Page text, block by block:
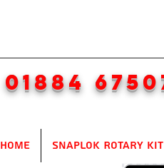
01884
Home SnapLok Rotary Kit